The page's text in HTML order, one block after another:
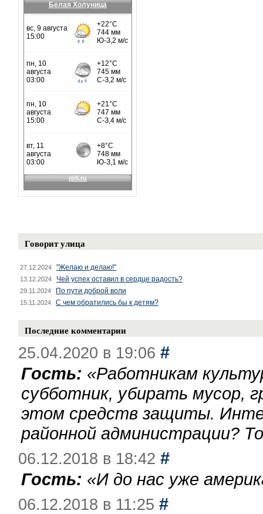
Белая Холуница
Говорит улица
27.12.2024 "Желаю и делаю!"
13.12.2024 Чей успех оставил в сердце радость?
29.11.2024 По пути доброй воли
15.11.2024 С чем обратились бы к детям?
Последние комментарии
25.04.2020 в 19:06 #
Гость: «Работникам
субботник, убирать мусор,
этом средств защиты.
районной администрации?
06.12.2018 в 18:42 #
Гость: «И до нас уже
06.12.2018 в 11:25 #